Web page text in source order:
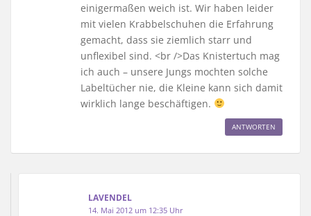
einigermaßen weich ist. Wir haben leider
mit vielen Krabbelschuhen die Erfahrung
gemacht, dass sie ziemlich starr und
unflexibel sind. <br />Das Knistertuch mag
ich auch – unsere Jungs mochten solche
Labeltücher nie, die Kleine kann sich damit
wirklich lange beschäftigen.
ANTWORTEN
LAVENDEL
14. Mai 2012 um 12:35 Uhr